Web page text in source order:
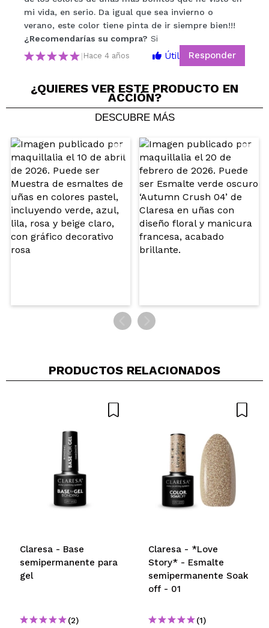
¿Recomendarías su compra? Si No
5/5
mi vida, en serio. Da igual que sea invierno o
verano, este color tiene pinta de ir siempre bien!!!
¿Recomendarías su compra? Si
| Hace 4 años Útil Responder
¿QUIERES VER ESTE PRODUCTO EN
ACCIÓN?
DESCUBRE MÁS
PRODUCTOS RELACIONADOS
Claresa - Base
semipermanente para
gel
(2)
Claresa - *Love
Story* - Esmalte
semipermanente Soak
off - 01
(1)